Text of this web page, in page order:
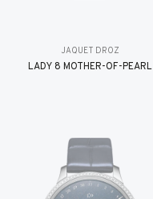
JAQUET DROZ
LADY 8 MOTHER-OF-PEARL